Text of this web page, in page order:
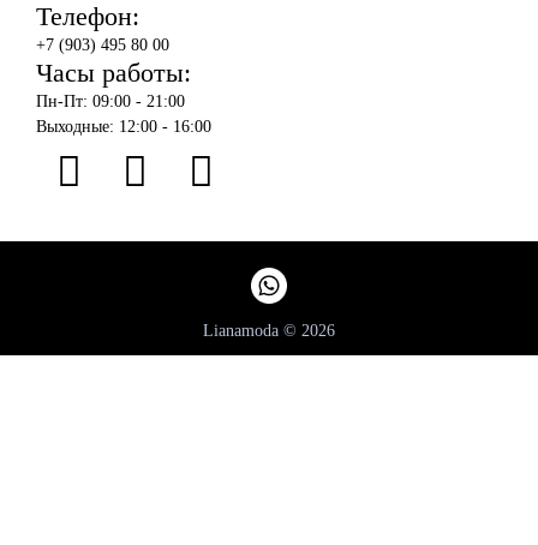
Телефон:
+7 (903) 495 80 00
Часы работы:
Пн-Пт: 09:00 - 21:00
Выходные: 12:00 - 16:00
Lianamoda © 2026